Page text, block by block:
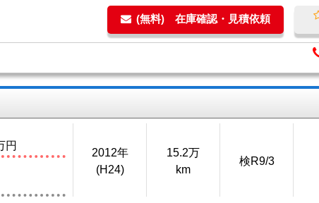
(無料) 在庫確認・見積依頼
円
2012年
(H24)
15.2万
km
検R9/3